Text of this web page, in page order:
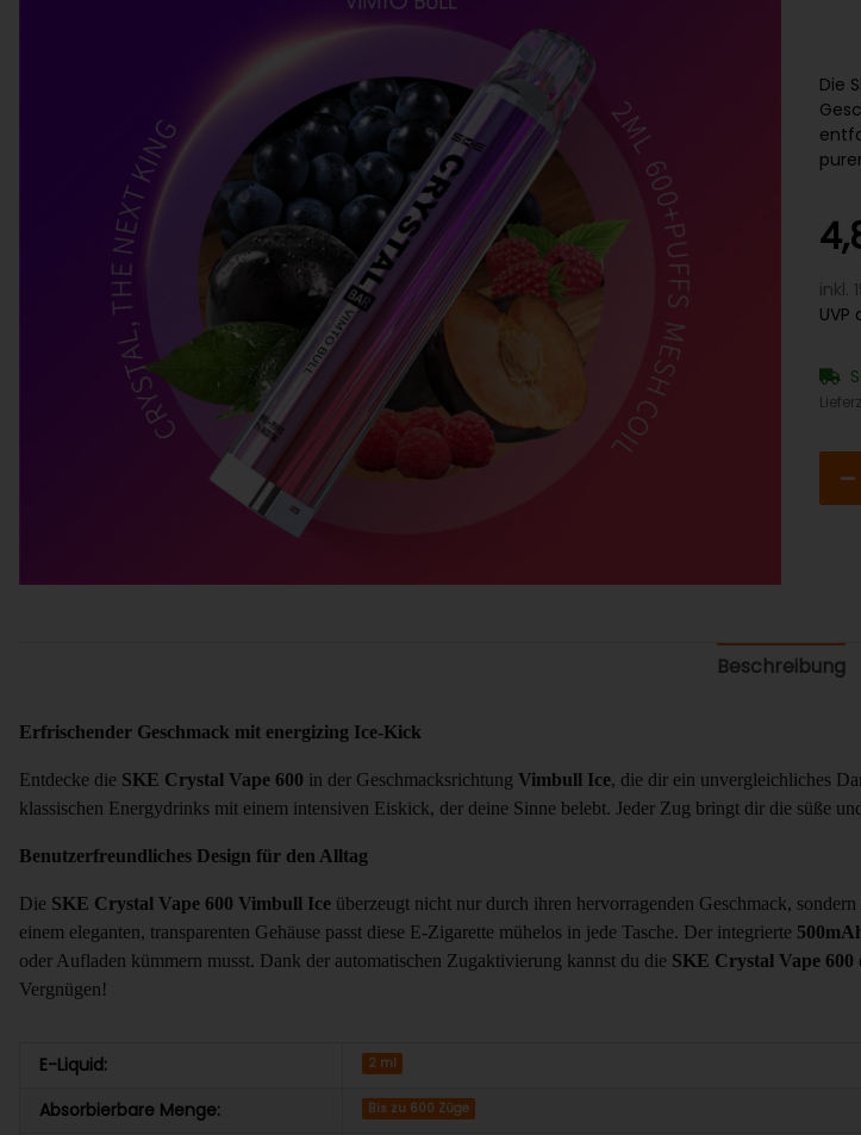
Die
inkl.
UVP
Beschreibung
Erfrischender Geschmack mit energizing Ice-Kick
Entdecke die SKE Crystal Vape 600 in der Geschmacksrichtung Vimbull Ice, die dir ein unvergleichliches
klassischen Energydrinks mit einem intensiven Eiskick, der deine Sinne belebt. Jeder Zug bringt dir die süße
Benutzerfreundliches Design für den Alltag
Die SKE Crystal Vape 600 Vimbull Ice überzeugt nicht nur durch ihren hervorragenden Geschmack,
einem eleganten, transparenten Gehäuse passt diese E-Zigarette mühelos in jede Tasche. Der integrierte
oder Aufladen kümmern musst. Dank der automatischen Zugaktivierung kannst du die SKE Crystal Vape 600
Vergnügen!
E-Liquid: 2 ml
Absorbierbare Menge: Bis zu 600 Züge